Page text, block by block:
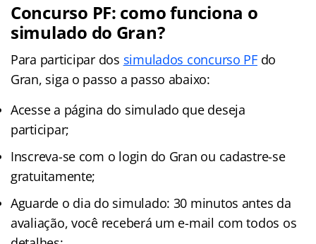
Concurso PF: como funciona o
simulado do Gran?
Para participar dos simulados concurso PFdo
Gran, siga o passo a passo abaixo:
Acesse a página do simulado que deseja
participar;
Inscreva-se com o login do Gran ou cadastre-se
gratuitamente;
Aguarde o dia do simulado: 30 minutos antes da
avaliação, você receberá um e-mail com todos os